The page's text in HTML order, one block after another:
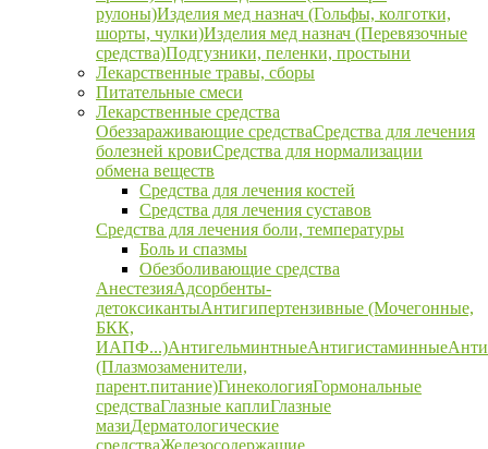
рулоны)Изделия мед назнач (Гольфы, колготки,
шорты, чулки)Изделия мед назнач (Перевязочные
средства)Подгузники, пеленки, простыни
Лекарственные травы, сборы
Питательные смеси
Лекарственные средства
Обеззараживающие средстваСредства для лечения
болезней кровиСредства для нормализации
обмена веществ
Средства для лечения костей
Средства для лечения суставов
Средства для лечения боли, температуры
Боль и спазмы
Обезболивающие средства
АнестезияАдсорбенты-
детоксикантыАнтигипертензивные (Мочегонные,
БКК,
ИАПФ...)АнтигельминтныеАнтигистаминные
(Плазмозаменители,
парент.питание)ГинекологияГормональные
средстваГлазные каплиГлазные
мазиДерматологические